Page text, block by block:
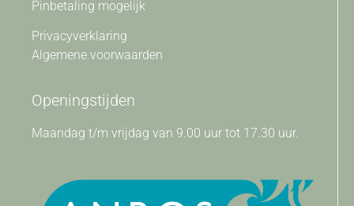
Pinbetaling mogelijk
Privacyverklaring
Algemene voorwaarden
Openingstijden
Maandag t/m vrijdag van 9.00 uur tot 17.30 uur.